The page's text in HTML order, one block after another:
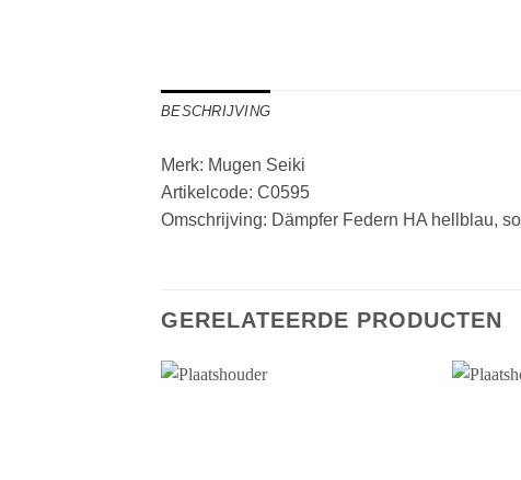
BESCHRIJVING
Merk: Mugen Seiki
Artikelcode: C0595
Omschrijving: Dämpfer Federn HA hellblau,
GERELATEERDE PRODUCTEN